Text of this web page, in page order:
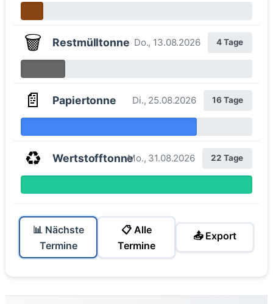
🗑️ Restmülltonne Do., 13.08.2026 4 Tage
📄 Papiertonne Di., 25.08.2026 16 Tage
♻️ WertstofftonneMo., 31.08.2026 22 Tage
📊 Nächste
Termine
📋 Alle
Termine
📤 Export